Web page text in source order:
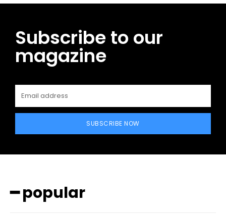
Subscribe to our
magazine
SUBSCRIBE NOW
━ popular